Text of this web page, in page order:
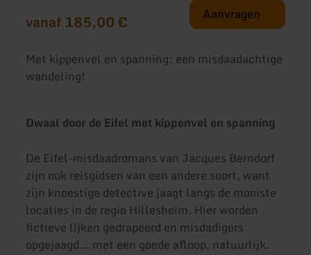
vanaf 185,00 € Aanvragen
Met kippenvel en spanning: een misdaadachtige
wandeling!
Dwaal door de Eifel met kippenvel en spanning
De Eifel-misdaadromans van Jacques Berndorf
zijn ook reisgidsen van een andere soort, want
zijn knoestige detective jaagt langs de mooiste
locaties in de regio Hillesheim. Hier worden
fictieve lijken gedrapeerd en misdadigers
opgejaagd... met een goede afloop, natuurlijk.